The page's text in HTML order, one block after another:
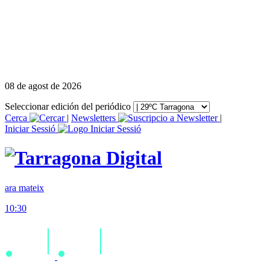
08 de agost de 2026
Seleccionar edición del periódico
Cerca
| Newsletters
|
Iniciar Sessió
ara mateix
10:30